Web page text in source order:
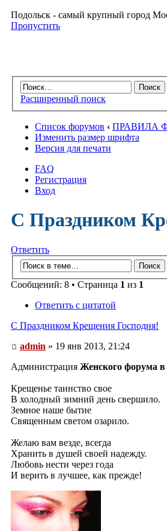
Подольск - самый крупный город
Пропустить
Расширенный поиск
Список форумов ‹ ПРАВИЛА
Изменить размер шрифта
Версия для печати
FAQ
Регистрация
Вход
С Праздником
Ответить
Сообщений: 8 • Страница 1 из 1
Ответить с цитатой
С Праздником Крещения Господня!
admin » 19 янв 2013, 21:24
Администрация Женского форума в
Крещенье таинство свое
В холодный зимний день свершило.
Земное наше бытие
Священным светом озарило.
Желаю вам везде, всегда
Хранить в душей своей надежду.
Любовь нести через года
И верить в лучшее, как прежде!